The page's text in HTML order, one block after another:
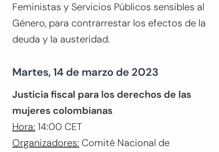
Feministas y Servicios Públicos sensibles al
Género, para contrarrestar los efectos de la
deuda y la austeridad.
Martes, 14 de marzo de 2023
Justicia fiscal para los derechos de las
mujeres colombianas
Hora: 14:00 CET
Organizadores: Comité Nacional de